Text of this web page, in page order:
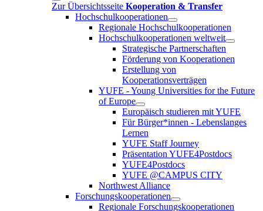
Zur Übersichtsseite Kooperation & Transfer
Hochschulkooperationen
Regionale Hochschulkooperationen
Hochschulkooperationen weltweit
Strategische Partnerschaften
Förderung von Kooperationen
Erstellung von
Kooperationsverträgen
YUFE - Young Universities for the Future
of Europe
Europäisch studieren mit YUFE
Für Bürger*innen - Lebenslanges
Lernen
YUFE Staff Journey
Präsentation YUFE4Postdocs
YUFE4Postdocs
YUFE @CAMPUS CITY
Northwest Alliance
Forschungskooperationen
Regionale Forschungskooperationen